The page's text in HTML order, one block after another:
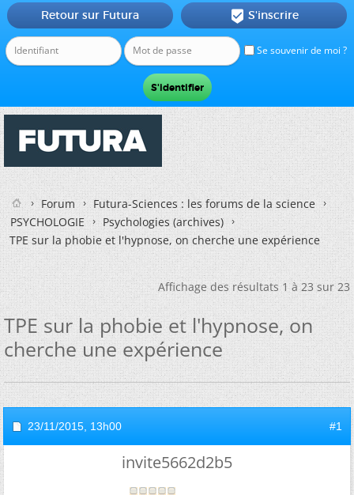
Se souvenir de moi ?
Retour sur Futura  S'inscrire
Forum
Futura-Sciences : les forums de la science
PSYCHOLOGIE
Psychologies (archives)
TPE sur la phobie et l'hypnose, on cherche une expérience
Affichage des résultats 1 à 23 sur 23
TPE sur la phobie et l'hypnose, on
cherche une expérience
23/11/2015, 13h00 #1
invite5662d2b5